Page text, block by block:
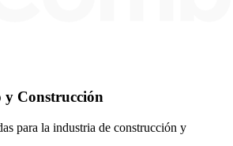
y Construcción
para la industria de construcción y